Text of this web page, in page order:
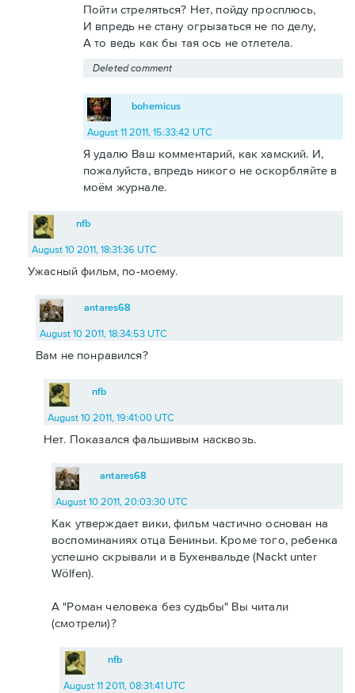
Пойти стреляться? Нет, пойду просплюсь,
И впредь не стану огрызаться не по делу,
А то ведь как бы тая ось не отлетела.
Deleted comment
bohemicus
August 11 2011, 15:33:42 UTC
Я удалю Ваш комментарий, как хамский. И,
пожалуйста, впредь никого не оскорбляйте в
моём журнале.
nfb
August 10 2011, 18:31:36 UTC
Ужасный фильм, по-моему.
antares68
August 10 2011, 18:34:53 UTC
Вам не понравился?
nfb
August 10 2011, 19:41:00 UTC
Нет. Показался фальшивым насквозь.
antares68
August 10 2011, 20:03:30 UTC
Как утверждает вики, фильм частично основан на
воспоминаниях отца Бениньи. Кроме того, ребенка
успешно скрывали и в Бухенвальде (Nackt unter
Wölfen).
А "Роман человека без судьбы" Вы читали
(смотрели)?
nfb
August 11 2011, 08:31:41 UTC